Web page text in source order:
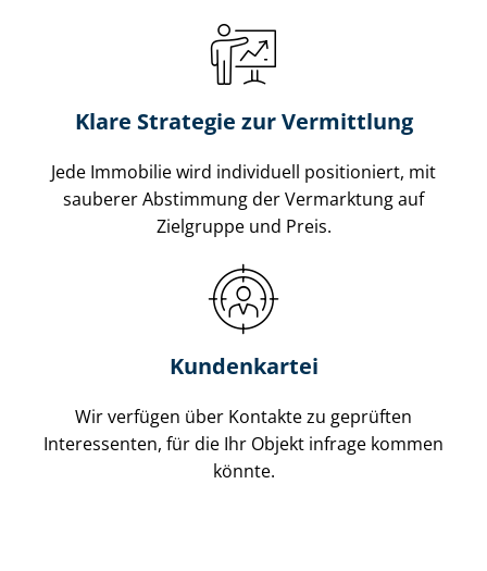
Klare Strategie zur Vermittlung
Jede Immobilie wird individuell positioniert, mit
sauberer Abstimmung der Vermarktung auf
Zielgruppe und Preis.
Kundenkartei
Wir verfügen über Kontakte zu geprüften
Interessenten, für die Ihr Objekt infrage kommen
könnte.